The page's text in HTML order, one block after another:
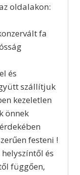
oldalakon:
fa
és
szállítjuk
kezeletlen
önnek
festeni !
és
függően,